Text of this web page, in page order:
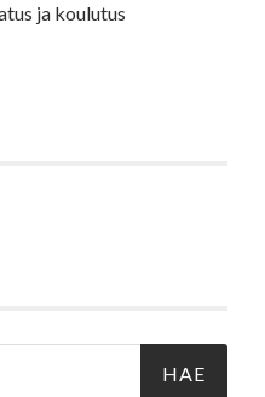
ja koulutus